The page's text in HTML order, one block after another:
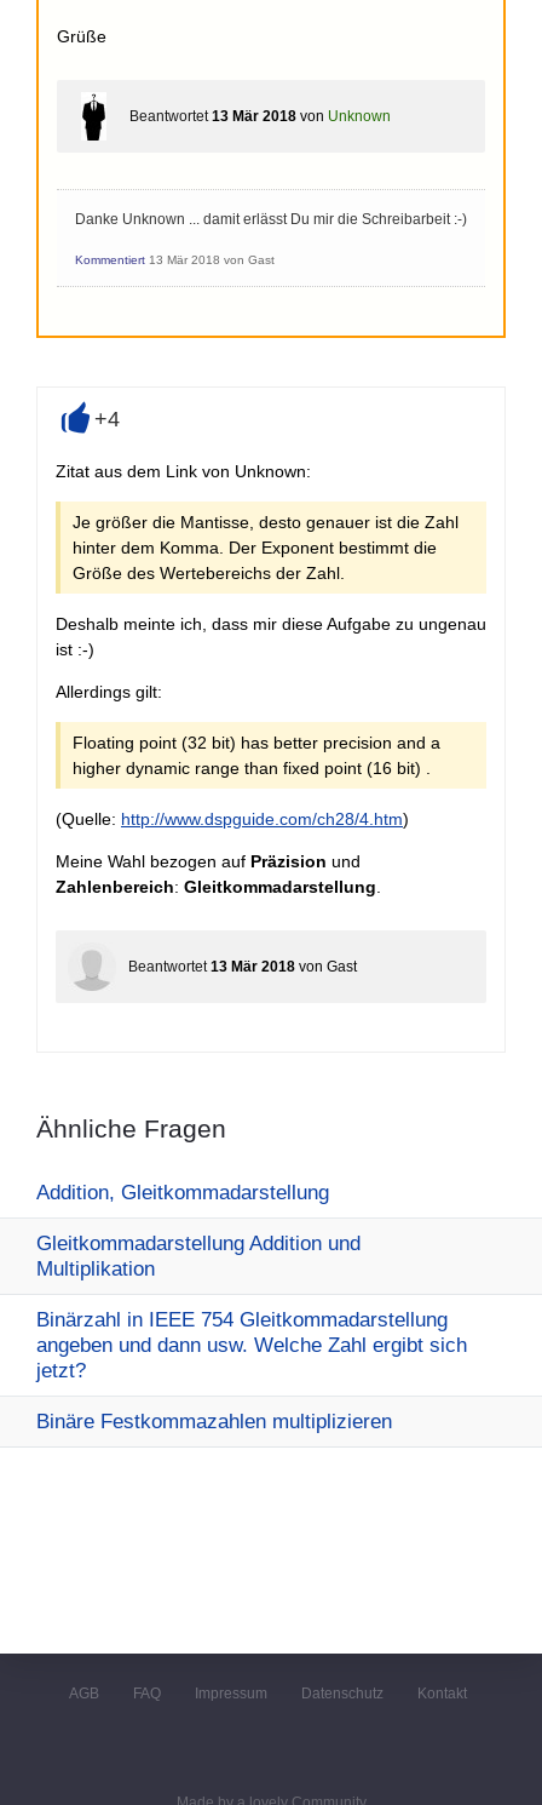
Grüße
Beantwortet 13 Mär 2018 von Unknown
Danke Unknown ... damit erlässt Du mir die Schreibarbeit :-)
Kommentiert 13 Mär 2018 von Gast
+4
Zitat aus dem Link von Unknown:
Je größer die Mantisse, desto genauer ist die Zahl
hinter dem Komma. Der Exponent bestimmt die
Größe des Wertebereichs der Zahl.
Deshalb meinte ich, dass mir diese Aufgabe zu ungenau
ist :-)
Allerdings gilt:
Floating point (32 bit) has better precision and a
higher dynamic range than fixed point (16 bit) .
(Quelle: http://www.dspguide.com/ch28/4.htm)
Meine Wahl bezogen auf Präzision und
Zahlenbereich: Gleitkommadarstellung
Beantwortet 13 Mär 2018 von Gast
Ähnliche Fragen
Addition, Gleitkommadarstellung
Gleitkommadarstellung Addition und
Multiplikation
Binärzahl in IEEE 754 Gleitkommadarstellung
angeben und dann usw. Welche Zahl ergibt sich
jetzt?
Binäre Festkommazahlen multiplizieren
AGB FAQ Impressum Datenschutz Kontakt